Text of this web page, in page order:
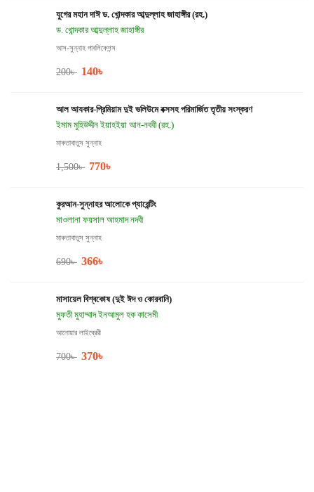
যুগের মহান দাঈ ড. খোন্দকার আব্দুল্লাহ জাহাঙ্গীর (রহ.)
ড. খোন্দকার আব্দুল্লাহ জাহাঙ্গীর
আস-সুন্নাহ পাবলিকেশন্স
200৳ 140৳
আল আযকার-প্রিমিয়াম দুই ভলিউমে বক্সসহ পরিমার্জিত তৃতীয় সংস্করণ
ইমাম মুহিউদ্দীন ইয়াহইয়া আন-নববী (রহ.)
মাকতাবাতুস সুন্নাহ
1,500৳ 770৳
কুরআন-সুন্নাহর আলোকে প্যারেন্টিং
মাওলানা ফয়সাল আহমাদ নদবী
মাকতাবাতুস সুন্নাহ
690৳ 366৳
মাসায়েল বিশ্বকোষ (দুই ঈদ ও কোরবানি)
মুফতী মুহাম্মাদ ইনআমুল হক কাসেমী
আনোয়ার লাইব্রেরী
700৳ 370৳